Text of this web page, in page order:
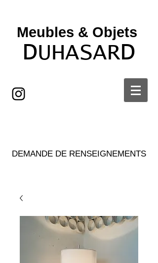
Meubles & Objets ​
DUHASARD
DEMANDE DE RENSEIGNEMENTS